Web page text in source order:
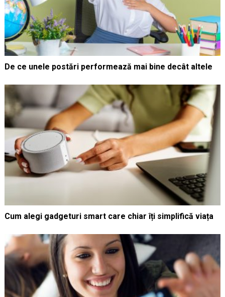
De ce unele postări performează mai bine decât altele
Cum alegi gadgeturi smart care chiar îți simplifică viața